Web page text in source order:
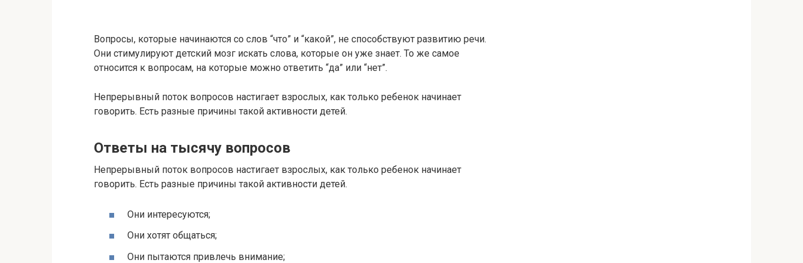
Вопросы, которые начинаются со слов “что” и “какой”, не способствуют развитию речи.
Они стимулируют детский мозг искать слова, которые он уже знает. То же самое
относится к вопросам, на которые можно ответить “да” или “нет”.
Непрерывный поток вопросов настигает взрослых, как только ребенок начинает
говорить. Есть разные причины такой активности детей.
Ответы на тысячу вопросов
Непрерывный поток вопросов настигает взрослых, как только ребенок начинает
говорить. Есть разные причины такой активности детей.
Они интересуются;
Они хотят общаться;
Они пытаются привлечь внимание;